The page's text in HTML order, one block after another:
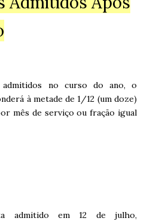
admitidos no curso do ano, o
à metade de 1/12 (um doze)
mês de serviço ou fração igual
admitido em 12 de julho,